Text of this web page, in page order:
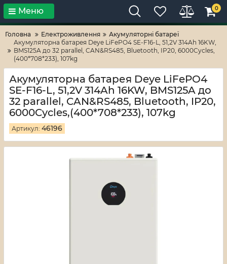
Тільки високі технології! RV-ZAFT
Меню 0
Головна Електроживлення
Акумуляторні батареї
Акумуляторна батарея Deye LiFePO4 SE-F16-L, 51,2V 314Ah 16KW,
BMS125A до 32 parallel, CAN&RS485, Bluetooth, IP20, 6000Cycles,
(400*708*233), 107kg
Акумуляторна батарея Deye LiFePO4
SE-F16-L, 51,2V 314Ah 16KW, BMS125A до
32 parallel, CAN&RS485, Bluetooth, IP20,
6000Cycles,(400*708*233), 107kg
Артикул: 46196